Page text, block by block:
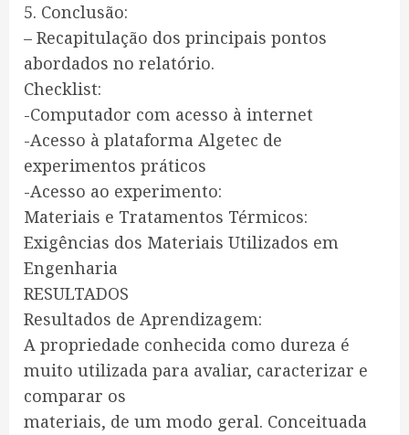
5. Conclusão:
– Recapitulação dos principais pontos
abordados no relatório.
Checklist:
-Computador com acesso à internet
-Acesso à plataforma Algetec de
experimentos práticos
-Acesso ao experimento:
Materiais e Tratamentos Térmicos:
Exigências dos Materiais Utilizados em
Engenharia
RESULTADOS
Resultados de Aprendizagem:
A propriedade conhecida como dureza é
muito utilizada para avaliar, caracterizar e
comparar os
materiais, de um modo geral. Conceituada